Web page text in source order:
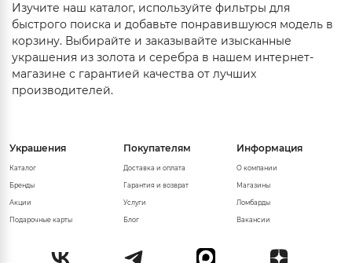
Изучите наш каталог, используйте фильтры для
быстрого поиска и добавьте понравившуюся модель в
корзину. Выбирайте и заказывайте изысканные
украшения из золота и серебра в нашем интернет-
магазине с гарантией качества от лучших
производителей.
Информация
О компании
Магазины
Ломбарды
Вакансии
Украшения
Каталог
Бренды
Акции
Подарочные карты
Покупателям
Доставка и оплата
Гарантия и возврат
Услуги
Блог